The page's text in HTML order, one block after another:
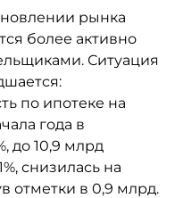
рынка
более активно
Ситуация
по ипотеке на
года в
до 10,9 млрд
снизилась на
отметки в 0,9 млрд.